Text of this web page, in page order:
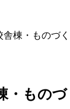
棟・ものづ
・もの